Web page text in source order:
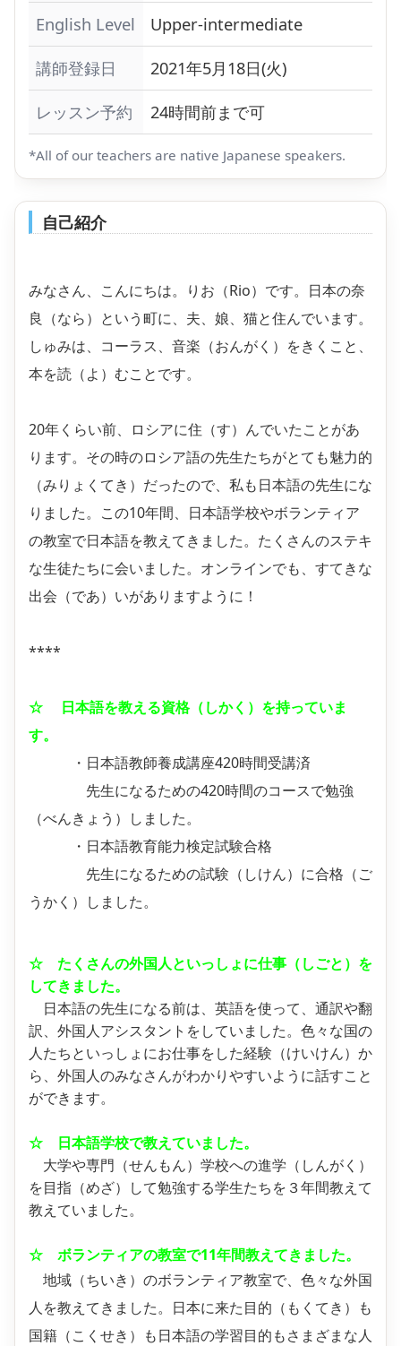
English Level
Upper-intermediate
講師登録日
2021年5月18日(火)
レッスン予約
24時間前まで可
*All of our teachers are native Japanese speakers.
自己紹介
みなさん、こんにちは。りお（Rio）です。日本の奈
良（なら）という町に、夫、娘、猫と住んでいます。
しゅみは、コーラス、音楽（おんがく）をきくこと、
本を読（よ）むことです。
20年くらい前、ロシアに住（す）んでいたことがあ
ります。その時のロシア語の先生たちがとても魅力的
（みりょくてき）だったので、私も日本語の先生にな
りました。この10年間、日本語学校やボランティア
の教室で日本語を教えてきました。たくさんのステキ
な生徒たちに会いました。オンラインでも、すてきな
出会（であ）いがありますように！
****
☆ 日本語を教える資格（しかく）を持っていま
す。
・日本語教師養成講座420時間受講済
先生になるための420時間のコースで勉強
（べんきょう）しました。
・日本語教育能力検定試験合格
先生になるための試験（しけん）に合格（ご
うかく）しました。
☆ たくさんの外国人といっしょに仕事（しごと）を
してきました。
日本語の先生になる前は、英語を使って、通訳や翻
訳、外国人アシスタントをしていました。色々な国の
人たちといっしょにお仕事をした経験（けいけん）か
ら、外国人のみなさんがわかりやすいように話すこと
ができます。
☆ 日本語学校で教えていました。
大学や専門（せんもん）学校への進学（しんがく）
を目指（めざ）して勉強する学生たちを３年間教えて
教えていました。
☆ ボランティアの教室で11年間教えてきました。
地域（ちいき）のボランティア教室で、色々な外国
人を教えてきました。日本に来た目的（もくてき）も
国籍（こくせき）も日本語の学習目的もさまざまな人